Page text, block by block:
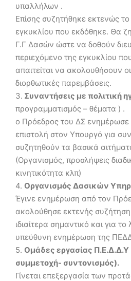
υπαλλήλων .
Επίσης συζητήθηκε εκτενώς
εγκυκλίου που εκδόθηκε. Θα
Γ.Γ Δασών ώστε να δοθούν
περιεχόμενο της εγκυκλίου
απαιτείται να ακολουθήσουν
διορθωτικές παρεμβάσεις.
3. Συναντήσεις με πολιτική
προγραμματισμός – θέματα ) .
ο Πρόεδρος του ΔΣ ενημέρωσε
επιστολή στον Υπουργό για
συζητηθούν τα βασικά
(Οργανισμός, προσλήψεις
κινητικότητα κλπ)
4. Οργανισμός Δασικών
Έγινε ενημέρωση από τον
ακολούθησε εκτενής
ιδιαίτερα σημαντικό και για
υπεύθυνη ενημέρωση της
5. Ομάδες εργασίας Π.Ε.Δ.Δ.Υ
συμμετοχή- συντονισμός).
Γίνεται επεξεργασία των